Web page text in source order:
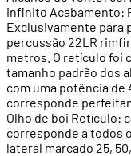
infinito Acabamento:
Exclusivamente para
percussão 22LR
metros. O retículo foi
tamanho padrão dos
com uma potência de
corresponde
Olho de boi Retículo:
corresponde a todos
lateral marcado 25,